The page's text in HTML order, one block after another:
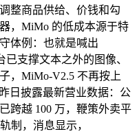
整商品供给、价钱和勾
，MiMo 的低成本源于特
体例：也就是喊出
已支撑文本之外的图像、
，MiMo-V2.5 不再按上
日披露最新营业数据：公
跨越 100 万，鞭策外卖平
制，消息显示，